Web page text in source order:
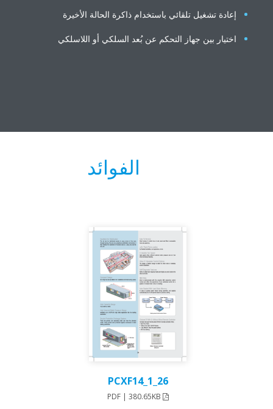
إعادة تشغيل تلقائي باستخدام ذاكرة الحالة الأخيرة
اختيار بين جهاز التحكم عن بُعد السلكي أو اللاسلكي
الفوائد